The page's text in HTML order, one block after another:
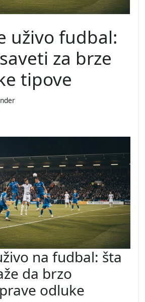
uživo fudbal:
za brze
tipove
na fudbal: šta
da brzo
odluke